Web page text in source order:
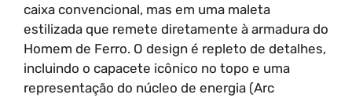
caixa convencional, mas em uma maleta
estilizada que remete diretamente à armadura do
Homem de Ferro. O design é repleto de detalhes,
incluindo o capacete icônico no topo e uma
representação do núcleo de energia (Arc